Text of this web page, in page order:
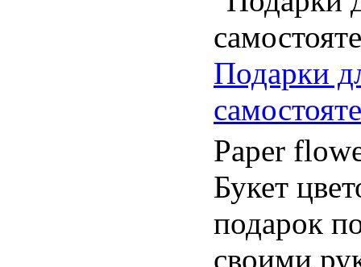
Подарки
Paper
Букет
подарок
своими